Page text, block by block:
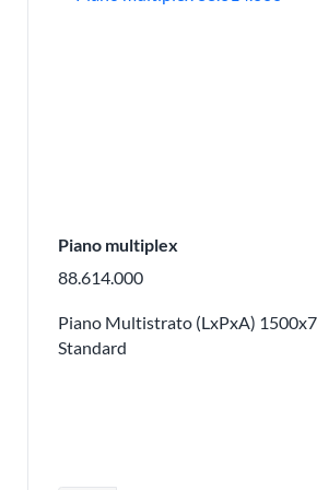
Piano multiplex
88.614.000
Piano Multistrato (LxPxA)
Standard